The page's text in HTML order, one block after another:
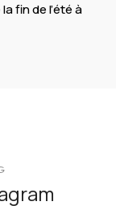
fin de l’été à